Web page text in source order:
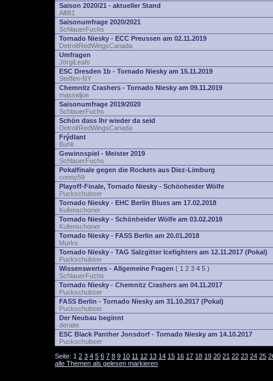
Saison 2020/21 - aktueller Stand
Alfi81
Saisonumfrage 2020/2021
SchlauerFuchs
Tornado Niesky - ECC Preussen am 02.11.2019
DetroitRedWingsCanada
Umfragen
JörgiLeafs
ESC Dresden 1b - Tornado Niesky am 15.11.2019
Steffen-NY
Chemnitz Crashers - Tornado Niesky am 09.11.2019
masseljoe
Saisonumfrage 2019/2020
SchlauerFuchs
Schön dass Ihr wieder da seid
DetroitRedWingsCanada
Frýdlant
Buhli
Gewinnspiel - Meister 2019
SchlauerFuchs
Pokalfinale gegen die Rockets aus Diez-Limburg
conny59
Playoff-Finale, Tornado Niesky - Schönheider Wölfe
Puckschubser
Tornado Niesky - EHC Berlin Blues am 17.02.2018
Kufenschoner
Tornado Niesky - Schönheider Wölfe am 03.02.2018
Kufenschoner
Tornado Niesky - FASS Berlin am 20.01.2018
Murks
Tornado Niesky - TAG Salzgitter Icefighters am 12.11.2017 (Pokal)
Puckschubser
Wissenswertes - Allgemeine Fragen ( 1 2 3 4 5 )
SchlauerFuchs
Tornado Niesky - Chemnitz Crashers am 04.11.2017
Puckschubser
FASS Berlin - Tornado Niesky am 31.10.2017 (Pokal)
Puckschubser
Der Neubau beginnt
deralte
ESC Black Panther Jonsdorf - Tornado Niesky am 14.10.2017
Puckschubser
Seite: 1 2 3 4 5 6 7 8 9 10 11 12 13 14 15 16 17 18 19 20 21 22 23 24 25
alle Themen als gelesen markieren